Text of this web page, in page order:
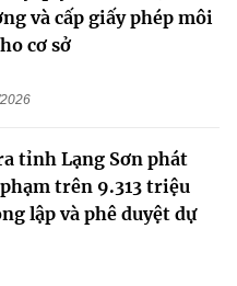
và cấp giấy phép môi
cơ sở
tỉnh Lạng Sơn phát
trên 9.313 triệu
lập và phê duyệt dự